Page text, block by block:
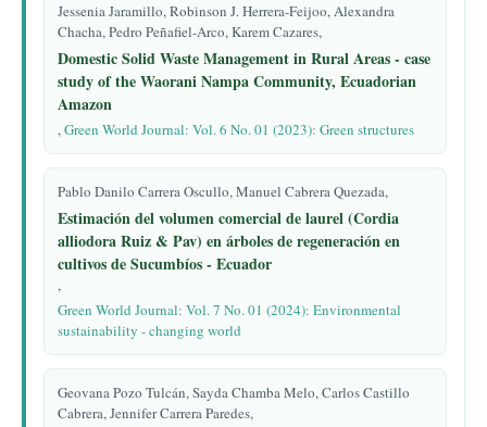
Jessenia Jaramillo, Robinson J. Herrera-Feijoo, Alexandra
Chacha, Pedro Peñafiel-Arco, Karem Cazares,
Domestic Solid Waste Management in Rural Areas - case
study of the Waorani Nampa Community, Ecuadorian
Amazon
,Green World Journal: Vol. 6 No. 01 (2023): Green structures
Pablo Danilo Carrera Oscullo, Manuel Cabrera Quezada,
Estimación del volumen comercial de laurel (Cordia
alliodora Ruiz & Pav) en árboles de regeneración en
cultivos de Sucumbíos - Ecuador
,
Green World Journal: Vol. 7 No. 01 (2024): Environmental
sustainability - changing world
Geovana Pozo Tulcán, Sayda Chamba Melo, Carlos Castillo
Cabrera, Jennifer Carrera Paredes,